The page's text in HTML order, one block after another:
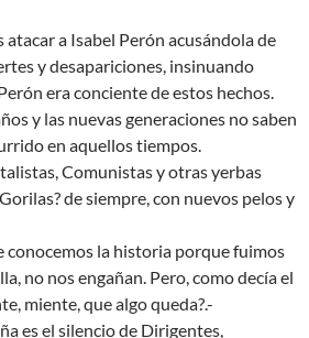
atacar a Isabel Perón acusándola de
y desapariciones, insinuando
era conciente de estos hechos.
y las nuevas generaciones no saben
en aquellos tiempos.
Comunistas y otras yerbas
de siempre, con nuevos pelos y
conocemos la historia porque fuimos
no nos engañan. Pero, como decía el
miente, que algo queda?.-
es el silencio de Dirigentes,